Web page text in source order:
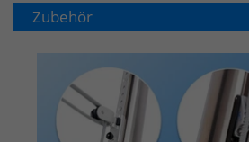
Zubehör